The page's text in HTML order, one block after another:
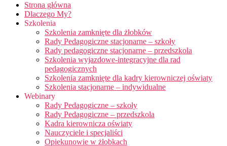
Strona główna
Dlaczego My?
Szkolenia
Szkolenia zamknięte dla żłobków
Rady Pedagogiczne stacjonarne – szkoły
Rady pedagogiczne stacjonarne – przedszkola
Szkolenia wyjazdowe-integracyjne dla rad
pedagogicznych
Szkolenia zamknięte dla kadry kierowniczej oświaty
Szkolenia stacjonarne – indywidualne
Webinary
Rady Pedagogiczne – szkoły
Rady Pedagogiczne – przedszkola
Kadra kierownicza oświaty
Nauczyciele i specjaliści
Opiekunowie w żłobkach